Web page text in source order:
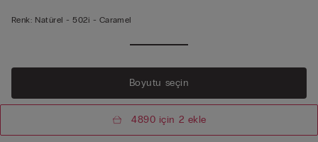
Renk: Natürel -502i - Caramel
Boyutu seçin
4890 için 2 ekle